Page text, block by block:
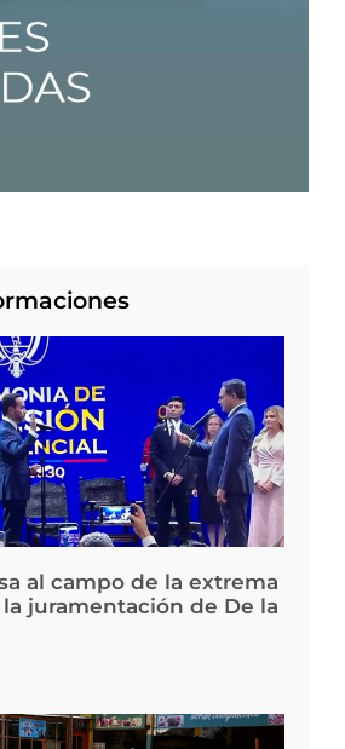
al campo de la extrema
juramentación de De la